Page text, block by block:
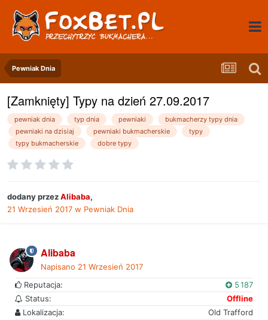
Pewniak Dnia
[Zamknięty] Typy na dzień 27.09.2017
pewniak dnia typ dnia pewniaki
bukmacherzy typy dnia
pewniaki na dzisiaj
pewniaki bukmacherskie
typy
typy bukmacherskie
dobre typy
dodany przezAlibaba,
21 Wrzesień 2017 w Pewniak Dnia
Alibaba
Napisano 21 Wrzesień 2017
Reputacja:
5 187
Status:
Offline
Lokalizacja:
Old Trafford